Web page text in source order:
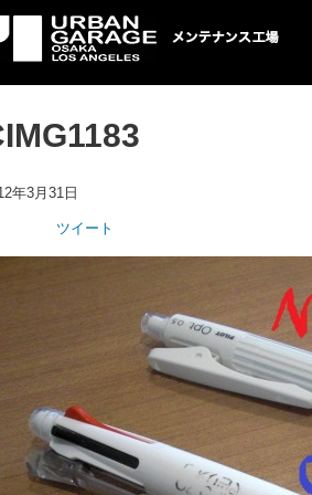
メンテナンス工場
年3月31日
ツイート